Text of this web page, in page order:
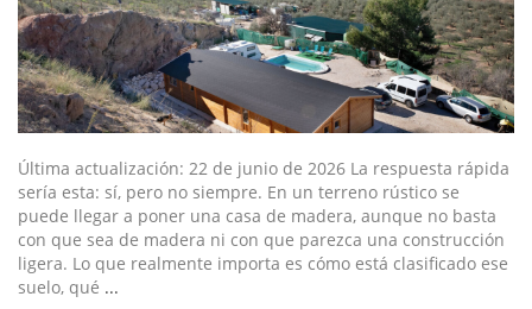
Última actualización: 22 de junio de 2026 La respuesta rápida
sería esta: sí, pero no siempre. En un terreno rústico se
puede llegar a poner una casa de madera, aunque no basta
con que sea de madera ni con que parezca una construcción
ligera. Lo que realmente importa es cómo está clasificado ese
suelo, qué ...